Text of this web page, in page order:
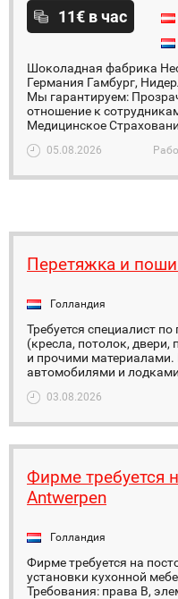
11€ в час
Шоколадная фабрика
Германия Гамбург,
Мы гарантируем:
отношение к
Медицинское
05.08.2026
Перетяжка и
Голландия
Требуется специалист
(кресла, потолок,
и прочими
автомобилями и
03.08.2026
Фирме требуется
Antwerpen
Голландия
Фирме требуется на
установки кухонной
Требования: права В,